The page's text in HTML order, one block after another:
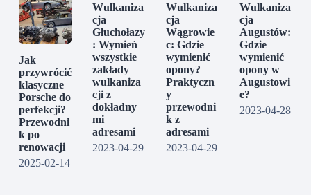
Jak
przywrócić
klasyczne
Porsche do
perfekcji?
Przewodni
k po
renowacji
2025-02-14
Wulkaniza
cja
Głuchołazy
: Wymień
wszystkie
zakłady
wulkaniza
cji z
dokładny
mi
adresami
2023-04-29
Wulkaniza
cja
Wągrowie
c: Gdzie
wymienić
opony?
Praktyczn
y
przewodni
k z
adresami
2023-04-29
Wulkaniza
cja
Augustów:
Gdzie
wymienić
opony w
Augustowi
e?
2023-04-28